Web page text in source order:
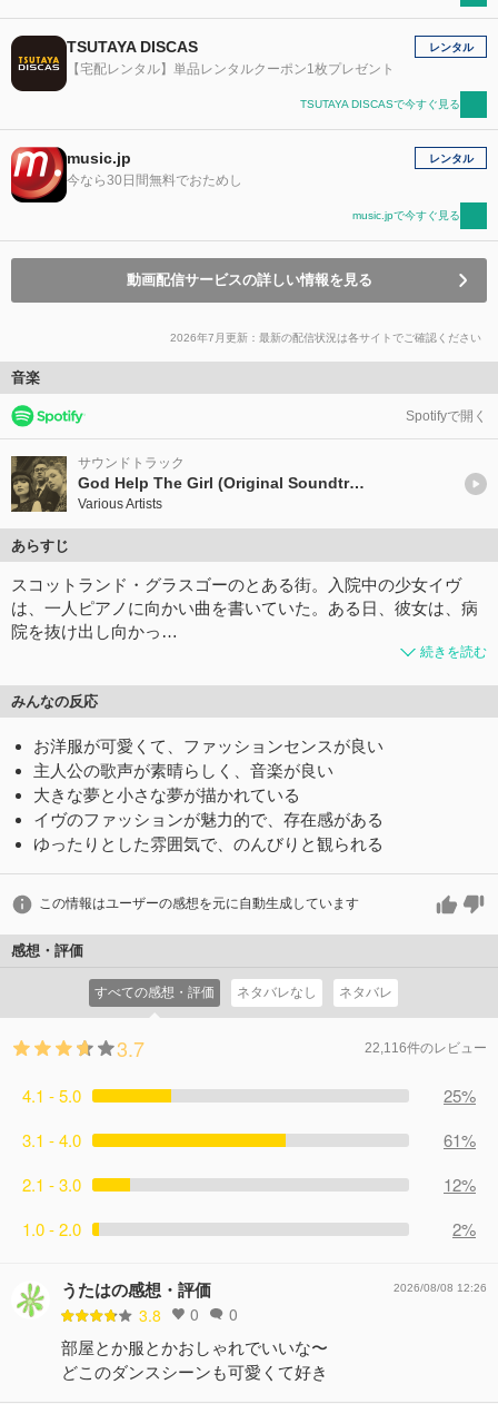
TSUTAYA DISCAS
【宅配レンタル】単品レンタルクーポン1枚プレゼント
レンタル
TSUTAYA DISCASで今すぐ見る
music.jp
今なら30日間無料でおためし
レンタル
music.jpで今すぐ見る
動画配信サービスの詳しい情報を見る
2026年7月更新：最新の配信状況は各サイトでご確認ください
音楽
Spotifyで開く
サウンドトラック
God Help The Girl (Original Soundtrack)
Various Artists
あらすじ
スコットランド・グラスゴーのとある街。入院中の少女イヴ
は、一人ピアノに向かい曲を書いていた。ある日、彼女は、病
院を抜け出し向かっ…
続きを読む
みんなの反応
お洋服が可愛くて、ファッションセンスが良い
主人公の歌声が素晴らしく、音楽が良い
大きな夢と小さな夢が描かれている
イヴのファッションが魅力的で、存在感がある
ゆったりとした雰囲気で、のんびりと観られる
この情報はユーザーの感想を元に自動生成しています
感想・評価
すべての感想・評価 ネタバレなし ネタバレ
3.7 22,116件のレビュー
4.1 - 5.0
25%
3.1 - 4.0
61%
2.1 - 3.0
12%
1.0 - 2.0
2%
うたはの感想・評価
3.8 0 0
2026/08/08 12:26
部屋とか服とかおしゃれでいいな〜
どこのダンスシーンも可愛くて好き